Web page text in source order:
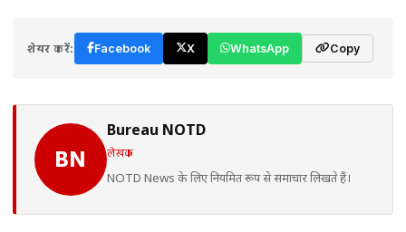
शेयर करें: Facebook X WhatsApp Copy
BN
Bureau NOTD
लेखक
NOTD News के लिए नियमित रूप से समाचार लिखते हैं।